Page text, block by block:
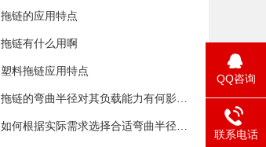
拖链的应用特点
拖链有什么用啊
塑料拖链应用特点
拖链的弯曲半径对其负载能力有何影响？
如何根据实际需求选择合适弯曲半径的拖链？
QQ咨询
联系电话